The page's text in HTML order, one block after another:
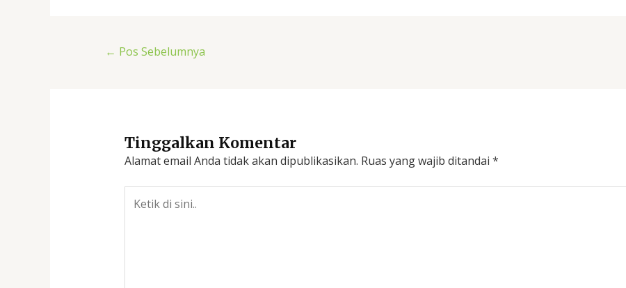
← Pos Sebelumnya
Tinggalkan Komentar
Alamat email Anda tidak akan dipublikasikan. Ruas yang wajib ditandai *